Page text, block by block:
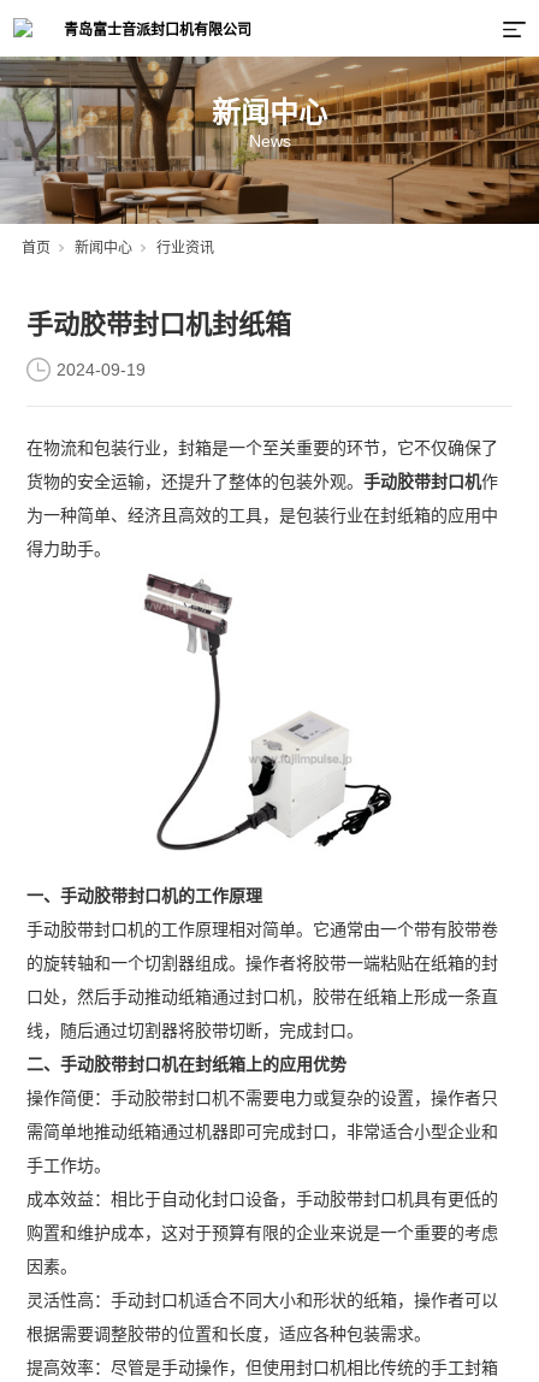
新闻中心
News
首页 新闻中心 行业资讯
手动胶带封口机封纸箱
2024-09-19
在物流和包装行业，封箱是一个至关重要的环节，它不仅确保了
货物的安全运输，还提升了整体的包装外观。手动胶带封口机作
为一种简单、经济且高效的工具，是包装行业在封纸箱的应用中
得力助手。
一、手动胶带封口机的工作原理
手动胶带封口机的工作原理相对简单。它通常由一个带有胶带卷
的旋转轴和一个切割器组成。操作者将胶带一端粘贴在纸箱的封
口处，然后手动推动纸箱通过封口机，胶带在纸箱上形成一条直
线，随后通过切割器将胶带切断，完成封口。
二、手动胶带封口机在封纸箱上的应用优势
操作简便：手动胶带封口机不需要电力或复杂的设置，操作者只
需简单地推动纸箱通过机器即可完成封口，非常适合小型企业和
手工作坊。
成本效益：相比于自动化封口设备，手动胶带封口机具有更低的
购置和维护成本，这对于预算有限的企业来说是一个重要的考虑
因素。
灵活性高：手动封口机适合不同大小和形状的纸箱，操作者可以
根据需要调整胶带的位置和长度，适应各种包装需求。
提高效率：尽管是手动操作，但使用封口机相比传统的手工封箱